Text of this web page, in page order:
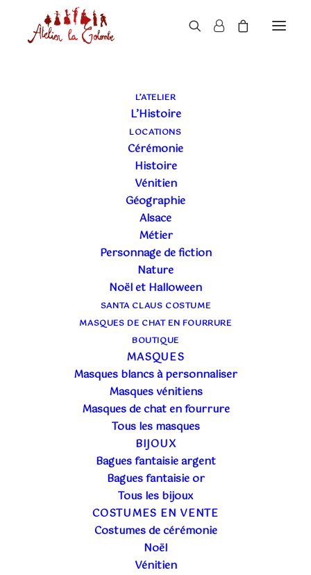
L’ATELIER
L’Histoire
LOCATIONS
Cérémonie
Histoire
Vénitien
Géographie
Alsace
Métier
Personnage de fiction
Nature
Noël et Halloween
SANTA CLAUS COSTUME
MASQUES DE CHAT EN FOURRURE
BOUTIQUE
MASQUES
Masques blancs à personnaliser
Masques vénitiens
Masques de chat en fourrure
Tous les masques
BIJOUX
Bagues fantaisie argent
Bagues fantaisie or
Tous les bijoux
COSTUMES EN VENTE
Costumes de cérémonie
Noël
Vénitien